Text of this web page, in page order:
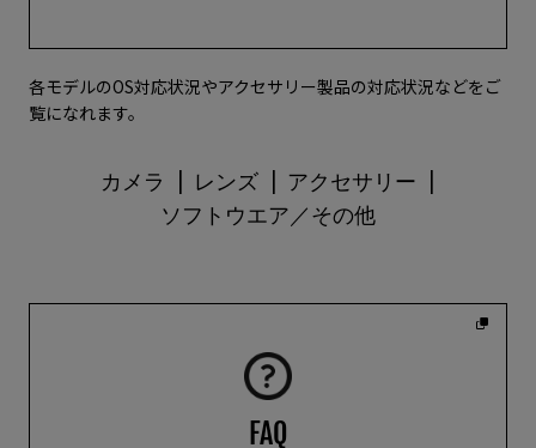
各モデルのOS対応状況やアクセサリー製品の対応状況などをご
覧になれます。
カメラ レンズ
アクセサリー
ソフトウエア／その他
FAQ